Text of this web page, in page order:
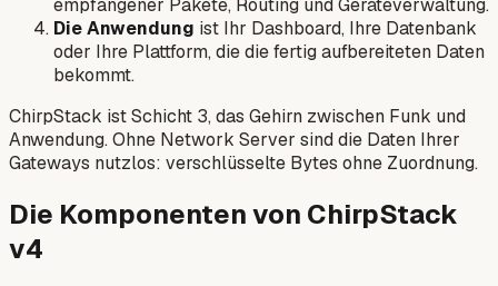
Die Anwendung ist Ihr Dashboard, Ihre Datenbank
oder Ihre Plattform, die die fertig aufbereiteten Daten
bekommt.
ChirpStack ist Schicht 3, das Gehirn zwischen Funk und
Anwendung. Ohne Network Server sind die Daten Ihrer
Gateways nutzlos: verschlüsselte Bytes ohne Zuordnung.
Die Komponenten von ChirpStack
v4